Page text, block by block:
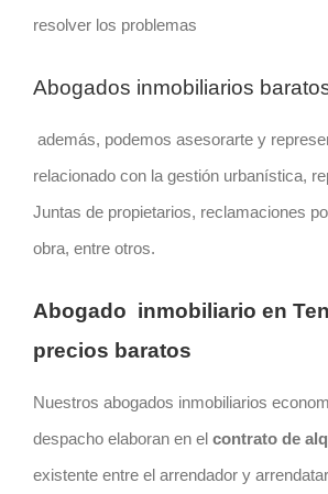
resolver los problemas
Abogados inmobiliarios
además, podemos asesorarte y
relacionado con la gestión urbanística,
Juntas de propietarios, reclamaciones
obra, entre otros.
Abogado inmobiliario en
precios baratos
Nuestros abogados inmobiliarios
despacho elaboran en el contrato de
existente entre el arrendador y